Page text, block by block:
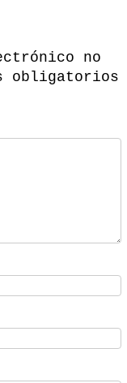
no
obligatorios